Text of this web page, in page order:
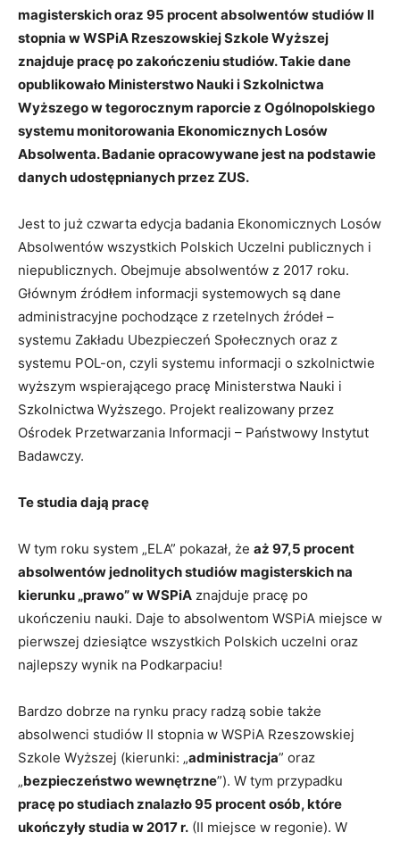
magisterskich oraz 95 procent absolwentów studiów II
stopnia w WSPiA Rzeszowskiej Szkole Wyższej
znajduje pracę po zakończeniu studiów. Takie dane
opublikowało Ministerstwo Nauki i Szkolnictwa
Wyższego w tegorocznym raporcie z Ogólnopolskiego
systemu monitorowania Ekonomicznych Losów
Absolwenta. Badanie opracowywane jest na podstawie
danych udostępnianych przez ZUS.
Jest to już czwarta edycja badania Ekonomicznych Losów
Absolwentów wszystkich Polskich Uczelni publicznych i
niepublicznych. Obejmuje absolwentów z 2017 roku.
Głównym źródłem informacji systemowych są dane
administracyjne pochodzące z rzetelnych źródeł –
systemu Zakładu Ubezpieczeń Społecznych oraz z
systemu POL-on, czyli systemu informacji o szkolnictwie
wyższym wspierającego pracę Ministerstwa Nauki i
Szkolnictwa Wyższego. Projekt realizowany przez
Ośrodek Przetwarzania Informacji – Państwowy Instytut
Badawczy.
Te studia dają pracę
W tym roku system „ELA” pokazał, że aż 97,5 procent
absolwentów jednolitych studiów magisterskich na
kierunku „prawo” w WSPiA znajduje pracę po
ukończeniu nauki. Daje to absolwentom WSPiA miejsce w
pierwszej dziesiątce wszystkich Polskich uczelni oraz
najlepszy wynik na Podkarpaciu!
Bardzo dobrze na rynku pracy radzą sobie także
absolwenci studiów II stopnia w WSPiA Rzeszowskiej
Szkole Wyższej (kierunki: „administracja” oraz
„bezpieczeństwo wewnętrzne”). W tym przypadku
pracę po studiach znalazło 95 procent osób, które
ukończyły studia w 2017 r. (II miejsce w regonie). W